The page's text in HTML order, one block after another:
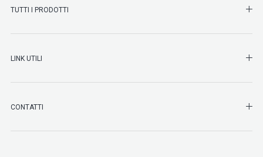
TUTTI I PRODOTTI
LINK UTILI
CONTATTI